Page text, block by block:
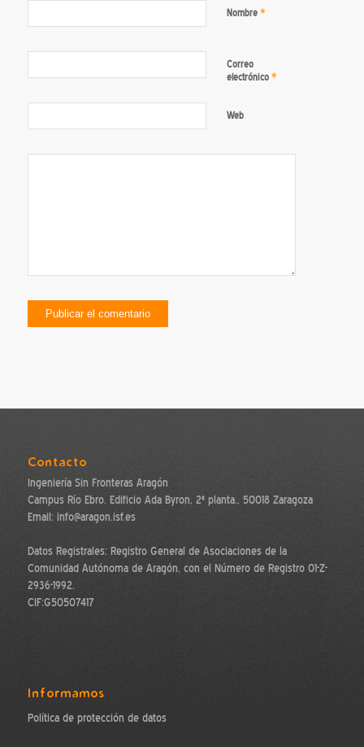
Nombre *
Correo
electrónico *
Web
Contacto
Ingeniería Sin Fronteras Aragón
Campus Río Ebro. Edificio Ada Byron, 2ª planta., 50018 Zaragoza
Email: info@aragon.isf.es
Datos Registrales: Registro General de Asociaciones de la
Comunidad Autónoma de Aragón, con el Número de Registro 01-Z-
2936-1992.
CIF:G50507417
Informamos
Política de protección de datos